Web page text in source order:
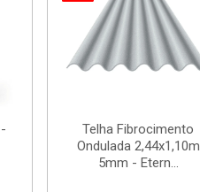
Telha Fibrocimento
Ondulada 2,44x1,10m
5mm - Etern...